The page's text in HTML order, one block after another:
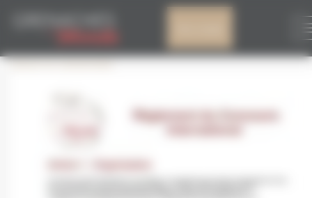
FR_REGLEMENT
Laisser un commentaire